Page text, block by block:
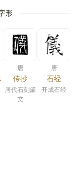
形
唐
传抄
唐代石刻篆
文
唐
石经
开成石经